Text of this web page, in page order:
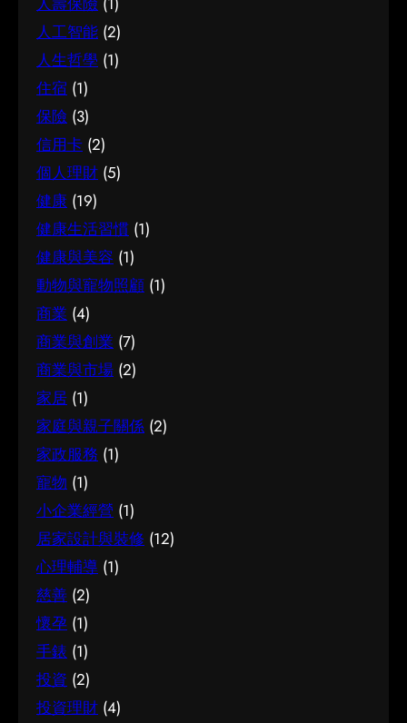
求也不一樣。先想清楚自己最常遇到的情況與優
先考量，再作選擇，就能避免買了用不上、或選
了不合適的尷尬，讓每一分付出都用得其所。 如
何選擇 在考慮簿記服務時，建議從自己的實際需
要出發，比較不同選擇的特點與條件，而非單看
價錢或表面資訊。多參考可靠來源、細閱詳情，
有助找到最切合需要的方案。想進一步了解相關
資訊，可以參考簿記服務，當中有更詳細的介
紹。 簿記服務是甚麼 要真正掌握簿記服務，第一
步是建立正確的基礎認知。很多誤解往往源於資
訊不足或一知半解，因此花點時間了解它的本質
與背景，是值得的投資。 它的重要性 認真了解簿
記服務的好處顯而易見：當你清楚自己面對的選
擇與條件，便更容易避開常見的陷阱，把時間與
資源花在真正合適的地方，這也是做足功課的價
值所在。 結語 說到底，面對簿記服務，最重要的
是保持理性、做足功課，並按自己的實際情況作
判斷。願這篇文章能成為你的實用參考，讓你在
選擇時更有信心。
資訊來源是否可靠同樣關鍵。如有任何疑問，諮
詢相關範疇的專業人士，往往能得到更貼合個人
需要的建議。 聰明選擇的方法 幾個簡單的方法，
能幫你少走冤枉路：先設定清晰的目標與預算、
收集足夠的資料再比較，以及保留彈性以應對變
化。把這些習慣養成，做選擇時自然更得心應
手。 因應需要選擇 不同的情境，對腳腫 解決的
要求也不一樣。先想清楚自己最常遇到的情況與
優先考量，再作選擇，就能避免買了用不上、或
選了不合適的尷尬，讓每一分付出都用得其所。
如何選擇 在考慮腳腫 解決時，建議從自己的實際
需要出發，比較不同選擇的特點與條件，而非單
看價錢或表面資訊。多參考可靠來源、細閱詳
情，有助找到最切合需要的方案。想進一步了解
相關資訊，可以參考腳腫 解決，當中有更詳細的
介紹。 腳腫 解決是甚麼 要真正掌握腳腫 解決，
第一步是建立正確的基礎認知。很多誤解往往源
於資訊不足或一知半解，因此花點時間了解它的
本質與背景，是值得的投資。 總結 總括而言，了
解腳腫 解決的關鍵在於掌握足夠資訊、認清自己
的需要，並在有需要時尋求專業意見。希望這篇
分享能為你提供有用的參考，助你作出安心又合
適的決定。
做足功課的價值所在。 事前要留意甚麼 在做決定
之前，有幾點值得特別留意。首先，每個人的情
況不盡相同，適合別人的未必適合自己；其次，
資訊來源是否可靠同樣關鍵。如有任何疑問，諮
詢相關範疇的專業人士，往往能得到更貼合個人
需要的建議。 聰明選擇的方法 幾個簡單的方法，
能幫你少走冤枉路：先設定清晰的目標與預算、
收集足夠的資料再比較，以及保留彈性以應對變
化。把這些習慣養成，做選擇時自然更得心應
手。 因應需要選擇 不同的情境，對試管嬰兒的要
求也不一樣。先想清楚自己最常遇到的情況與優
先考量，再作選擇，就能避免買了用不上、或選
了不合適的尷尬，讓每一分付出都用得其所。 如
何選擇 在考慮試管嬰兒時，建議從自己的實際需
要出發，比較不同選擇的特點與條件，而非單看
價錢或表面資訊。多參考可靠來源、細閱詳情，
有助找到最切合需要的方案。想進一步了解相關
資訊，可以參考試管嬰兒，當中有更詳細的介
紹。 試管嬰兒是甚麼 要真正掌握試管嬰兒，第一
步是建立正確的基礎認知。很多誤解往往源於資
訊不足或一知半解，因此花點時間了解它的本質
與背景，是值得的投資。 總結 總括而言，了解試
管嬰兒的關鍵在於掌握足夠資訊、認清自己的需
要，並在有需要時尋求專業意見。希望這篇分享
能為你提供有用的參考，助你作出安心又合適的
決定。
人工智能 (2)
人生哲學 (1)
住宿 (1)
保險 (3)
信用卡 (2)
個人理財 (5)
健康 (19)
健康生活習慣 (1)
健康與美容 (1)
動物與寵物照顧 (1)
商業 (4)
商業與創業 (7)
商業與市場 (2)
家居 (1)
家庭與親子關係 (2)
家政服務 (1)
寵物 (1)
小企業經營 (1)
居家設計與裝修 (12)
心理輔導 (1)
慈善 (2)
懷孕 (1)
手錶 (1)
投資 (2)
投資理財 (4)